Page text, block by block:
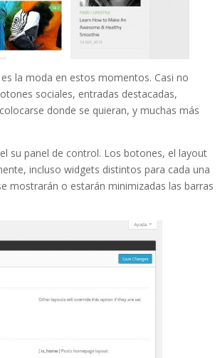
la moda en estos momentos. Casi no
sociales, entradas destacadas,
donde se quieran, y muchas más
su panel de control. Los botones, el layout
incluso widgets distintos para cada una
mostrarán o estarán minimizadas las barras